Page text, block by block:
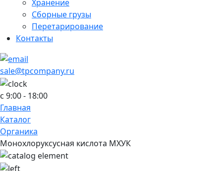
Хранение
Сборные грузы
Перетарирование
Контакты
sale@tpcompany.ru
c 9:00 - 18:00
Главная
Каталог
Органика
Монохлоруксусная кислота МХУК